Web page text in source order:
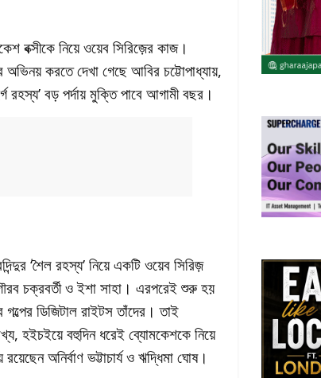
বক্সীকে নিয়ে ওয়েব সিরিজ়ের কাজ।
করতে দেখা গেছে আবির চট্টোপাধ্যায়,
রহস্য’ বড় পর্দায় মুক্তি পাবে আগামী বছর।
‘শৈল রহস্য’ নিয়ে একটি ওয়েব সিরিজ়
চক্রবর্তী ও ইশা সাহা। এরপরেই শুরু হয়
ডিজিটাল রাইটস তাঁদের। তাই
হইচইয়ে বহুদিন ধরেই ব্যোমকেশকে নিয়ে
অনির্বাণ ভট্টাচার্য ও ঋদ্ধিমা ঘোষ।